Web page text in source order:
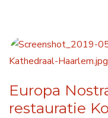
Europa
restauratie